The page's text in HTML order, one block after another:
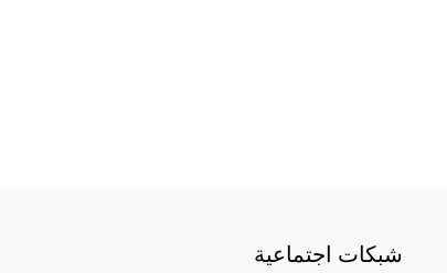
شبكات اجتماعية